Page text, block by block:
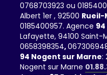
0768703923 ou
Albert 1er , 92500 Rueil-
0185400957. Agence
Lafayette, 94100 Saint-
0658398354,
94 Nogent sur Marne:
Nogent sur Marne